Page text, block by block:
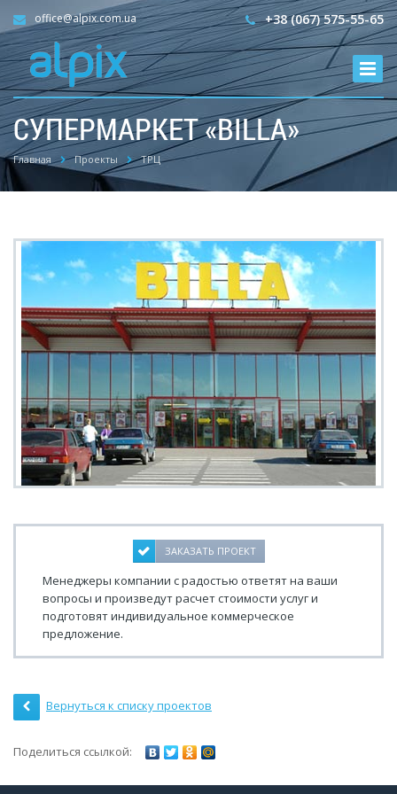
+38 (067) 575-55-65
office@alpix.com.ua
СУПЕРМАРКЕТ «BILLA»
Главная Проекты ТРЦ
ЗАКАЗАТЬ ПРОЕКТ
Менеджеры компании с радостью ответят на ваши
вопросы и произведут расчет стоимости услуг и
подготовят индивидуальное коммерческое
предложение.
Вернуться к списку проектов
Поделиться ссылкой: